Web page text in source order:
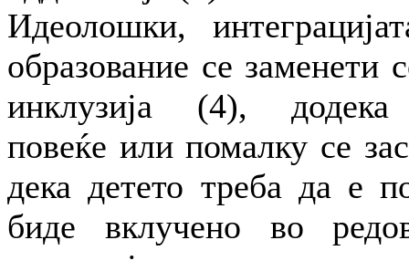
Идеолошки,
образование се заменети
инклузија (4), додека
повеќе или помалку се
дека детето треба да е
биде вклучено во